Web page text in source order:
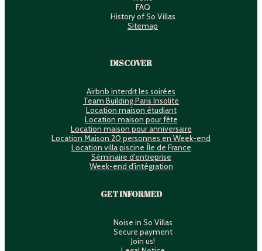
FAQ
History of So Villas
Sitemap
DISCOVER
Airbnb interdit les soirées
Team Building Paris Insolite
Location maison étudiant
Location maison pour fête
Location maison pour anniversaire
Location Maison 20 personnes en Week-end
Location villa piscine Île de France
Séminaire d'entreprise
Week-end d'intégration
GET INFORMED
Noise in So Villas
Secure payment
Join us!